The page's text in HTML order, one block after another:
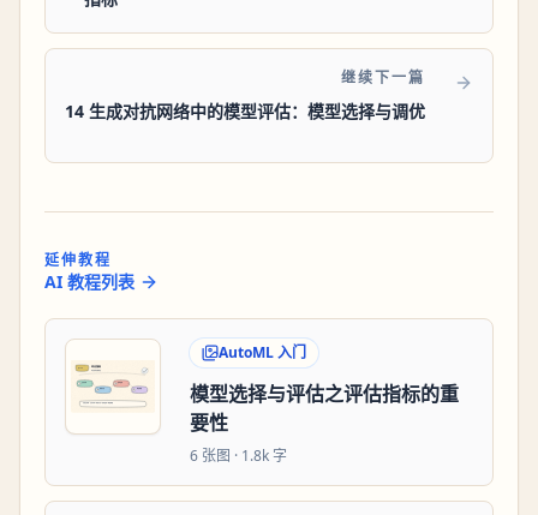
继续下一篇
14 生成对抗网络中的模型评估：模型选择与调优
延伸教程
AI 教程列表
AutoML 入门
模型选择与评估之评估指标的重
要性
6 张图 · 1.8k 字